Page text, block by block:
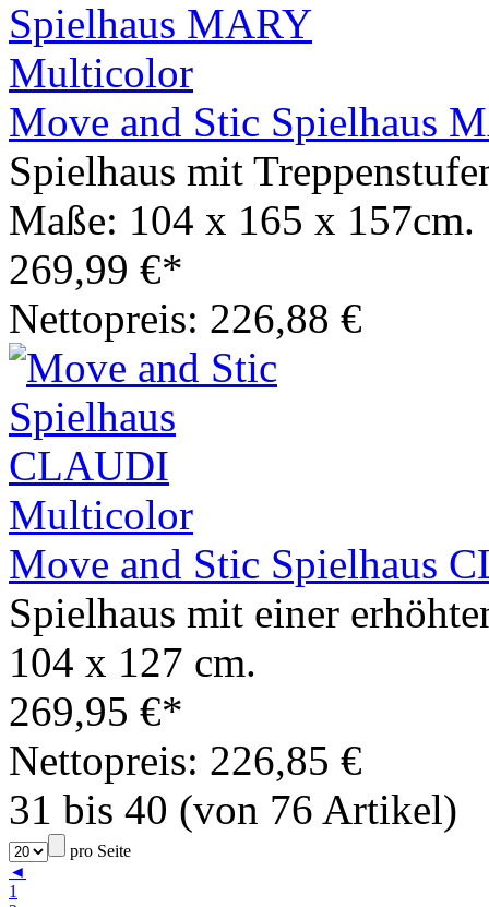
Move and Stic Spielhaus
Spielhaus mit
Maße: 104 x 165 x 157cm.
269,99 €*
Nettopreis: 226,88 €
Move and Stic Spielhaus
Spielhaus mit einer
104 x 127 cm.
269,95 €*
Nettopreis: 226,85 €
31 bis 40 (von 76 Artikel)
pro Seite
◄
1